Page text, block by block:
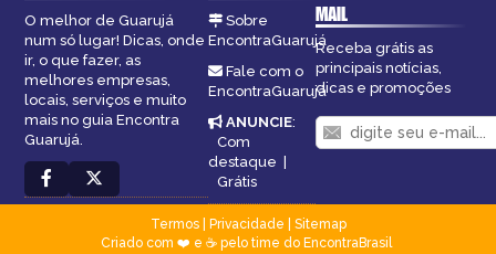
O melhor de Guarujá
num só lugar! Dicas, onde
ir, o que fazer, as
melhores empresas,
locais, serviços e muito
mais no guia Encontra
Guarujá.
Sobre
EncontraGuarujá
Fale com o
EncontraGuarujá
ANUNCIE:
Com
destaque
Grátis
MAIL
Receba grátis as
principais notícias,
dicas e promoções
Termos| Privacidade
Sitemap
Criado com ❤️ e ☕ pelo time do EncontraBrasil